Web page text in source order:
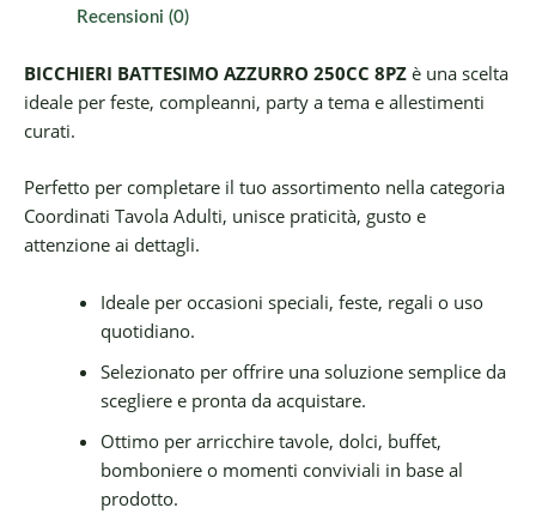
Recensioni (0)
BICCHIERI BATTESIMO AZZURRO 250CC 8PZ è una scelta
ideale per feste, compleanni, party a tema e allestimenti
curati.
Perfetto per completare il tuo assortimento nella categoria
Coordinati Tavola Adulti, unisce praticità, gusto e
attenzione ai dettagli.
Ideale per occasioni speciali, feste, regali o uso
quotidiano.
Selezionato per offrire una soluzione semplice da
scegliere e pronta da acquistare.
Ottimo per arricchire tavole, dolci, buffet,
bomboniere o momenti conviviali in base al
prodotto.